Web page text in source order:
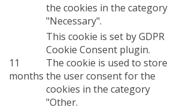
the cookies in the category
"Necessary".
11
months
This cookie is set by GDPR
Cookie Consent plugin.
The cookie is used to store
the user consent for the
cookies in the category
"Other.